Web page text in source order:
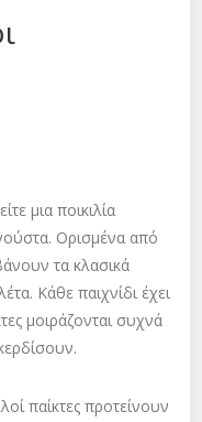
μια ποικιλία
Ορισμένα από
τα κλασικά
Κάθε παιχνίδι έχει
μοιράζονται συχνά
παίκτες προτείνουν